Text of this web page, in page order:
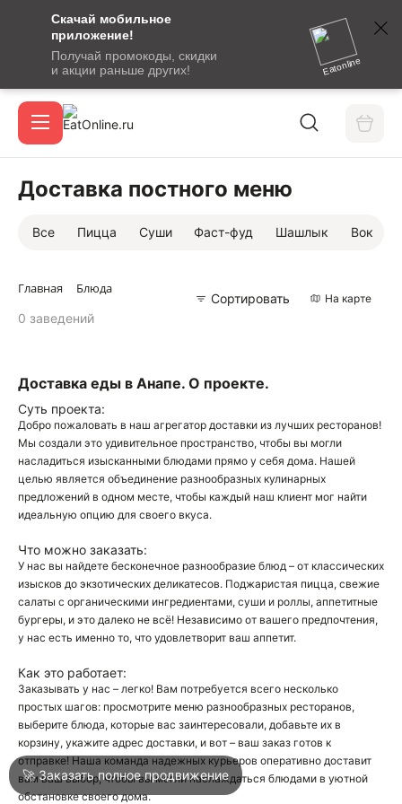
Скачай мобильное
приложение!
Получай промокоды, скидки
и акции раньше других!
Eatonline
сообщение
кодом
подтверждения
Акции
Войти
ГородАнапа
Написать в техподдержку
Доставка постного меню
Все Пицца Суши Фаст-фуд Шашлык Вок
Главная Блюда
0 заведений
Сортировать На карте
Доставка еды в Анапе. О проекте.
Суть проекта:
Добро пожаловать в наш агрегатор доставки из лучших ресторанов!
Мы создали это удивительное пространство, чтобы вы могли
насладиться изысканными блюдами прямо у себя дома. Нашей
целью является объединение разнообразных кулинарных
предложений в одном месте, чтобы каждый наш клиент мог найти
идеальную опцию для своего вкуса.
Что можно заказать:
У нас вы найдете бесконечное разнообразие блюд – от классических
изысков до экзотических деликатесов. Поджаристая пицца, свежие
салаты с органическими ингредиентами, суши и роллы, аппетитные
бургеры, и это далеко не всё! Независимо от вашего предпочтения,
у нас есть именно то, что удовлетворит ваш аппетит.
Как это работает:
Заказывать у нас – легко! Вам потребуется всего несколько
простых шагов: просмотрите меню разнообразных ресторанов,
выберите блюда, которые вас заинтересовали, добавьте их в
корзину, укажите адрес доставки, и вот – ваш заказ готов к
отправке! Наша команда надежных курьеров оперативно доставит
вам ваш выбор, чтобы вы могли наслаждаться блюдами в уютной
обстановке своего дома.
🚀 Заказать полное продвижение